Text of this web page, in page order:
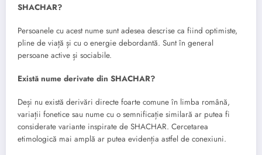
SHACHAR?
Persoanele cu acest nume sunt adesea descrise ca fiind optimiste,
pline de viață și cu o energie debordantă. Sunt în general
persoane active și sociabile.
Există nume derivate din SHACHAR?
Deși nu există derivări directe foarte comune în limba română,
variații fonetice sau nume cu o semnificație similară ar putea fi
considerate variante inspirate de SHACHAR. Cercetarea
etimologică mai amplă ar putea evidenția astfel de conexiuni.